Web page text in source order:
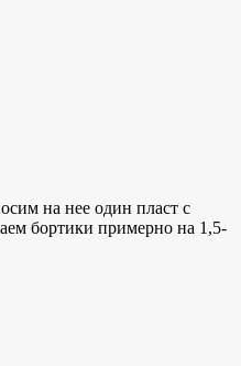
на нее один пласт с
бортики примерно на 1,5-